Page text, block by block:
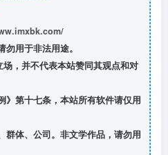
用于非法用途。
，并不代表本站赞同其观点和对
》第十七条，本站所有软件请仅用
群体、公司。非文学作品，请勿用